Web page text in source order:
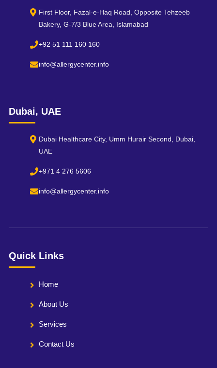
First Floor, Fazal-e-Haq Road, Opposite Tehzeeb
Bakery, G-7/3 Blue Area, Islamabad
+92 51 111 160 160
info@allergycenter.info
Dubai, UAE
Dubai Healthcare City, Umm Hurair Second, Dubai,
UAE
+971 4 276 5606
info@allergycenter.info
Quick Links
Home
About Us
Services
Contact Us